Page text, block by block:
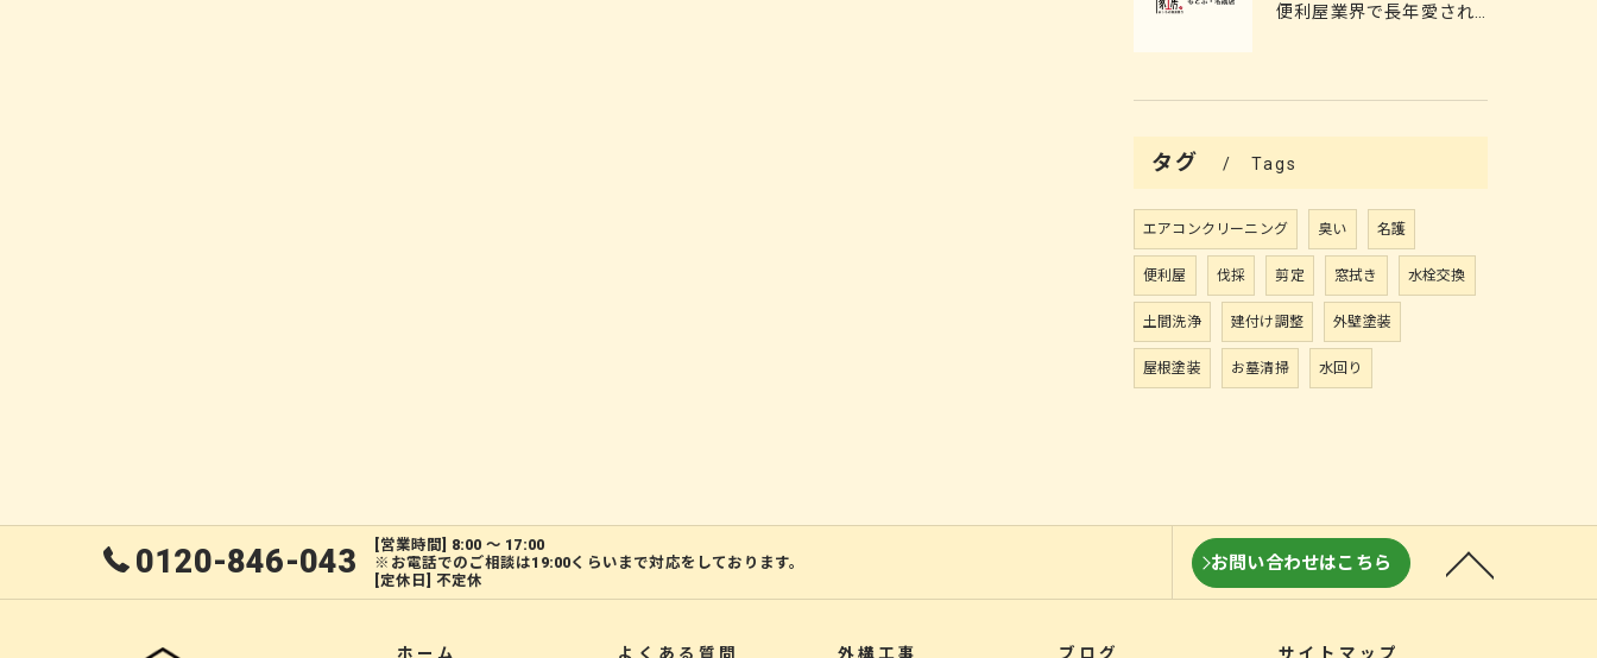
便利屋業界で長年愛される頼れる店舗の秘密とは？
タグ Tags
エアコンクリーニング 臭い 名護
便利屋 伐採 剪定 窓拭き 水栓交換
土間洗浄 建付け調整 外壁塗装
屋根塗装 お墓清掃 水回り
0120-846-043
[営業時間] 8:00 ～ 17:00
※お電話でのご相談は19:00くらいまで対応をしております。
[定休日] 不定休
お問い合わせはこちら
ホーム よくある質問 外構工事 ブログ サイトマップ